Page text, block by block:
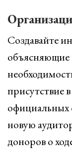
Создавайте
объясняющие
присутствие
официальных
новую
доноров о